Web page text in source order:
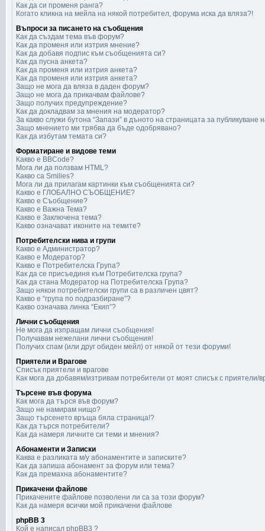
Как да си променя ранга?
Когато кликна на мейла на някой потребител, форума иска да вляза?!
Въпроси за писането на съобщения
Как да създам тема във форум?
Как да променя или изтрия мнение?
Как да добавя подпис към съобщенията си?
Как да пусна анкета?
Как да променя или изтрия анкета?
Как да променя или изтрия анкета?
Защо не мога да вляза в даден форум?
Защо не мога да прикачвам файлове?
Защо получих предупреждение?
Как да докладвам за мнения на модератор?
За какво служи бутона “Запази” в дъното на страницата за публикуване
Защо мнението ми трябва да бъде одобрявано?
Как да избутам темата си?
Форматиране и видове теми
Какво е BBCode?
Мога ли да ползвам HTML?
Какво са Smilies?
Мога ли да прилагам картинки към съобщенията си?
Какво е ГЛОБАЛНО СЪОБЩЕНИЕ?
Какво е Съобщение?
Какво е Важна Тема?
Какво е Заключена тема?
Какво означават иконите на темите?
Потребителски нива и групи
Какво е Администратор?
Какво е Модератор?
Какво е Потребителска Група?
Как да се присъединя към Потребителска група?
Как да стана Модератор на Потребителска Група?
Защо някои потребителски групи са в различен цвят?
Какво е “група по подразбиране”?
Какво означава линка “Екип”?
Лични съобщения
Не мога да изпращам лични съобщения!
Получавам нежелани лични съобщения!
Получих спам (или друг обиден мейл) от някой от тези форуми!
Приятели и Врагове
Списък приятели и врагове
Как мога да добавям/изтривам потребители от моят списък с приятели/
Търсене във форума
Как мога да търся във форум?
Защо не намирам нищо?
Защо търсенето връща бяла страница!?
Как да търся потребители?
Как да намеря личните си теми и мнения?
Абонаменти и Записки
Каква е разликата м/у абонаментите и записките?
Как да запиша абонамент за форум или тема?
Как да премахна абонаментите?
Прикачени файлове
Прикачените файлове позволени ли са за този форум?
Как да намеря всички мой прикачени файлове
phpBB 3
Кой е написал phpBB3 ?